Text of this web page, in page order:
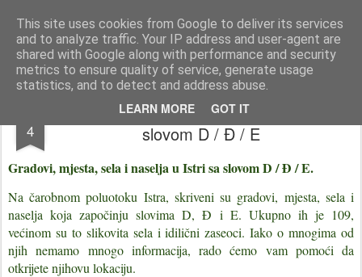
This site uses cookies from Google to deliver its services
and to analyze traffic. Your IP address and user-agent are
shared with Google along with performance and security
metrics to ensure quality of service, generate usage
statistics, and to detect and address abuse.
LEARN MORE GOT IT
Istra photo blog POISTRI.EU © Putopisi | reportaže Istra i Kvarner
Pages
4
Gradovi, mjesta, sela i naselja u Istri sa
slovom D / Đ / E
Gradovi, mjesta, sela i naselja u Istri sa slovom D / Đ / E.
Na čarobnom poluotoku Istra, skriveni su gradovi, mjesta, sela i
naselja koja započinju slovima D, Đ i E. Ukupno ih je 109,
većinom su to slikovita sela i idilični zaseoci. Iako o mnogima od
njih nemamo mnogo informacija, rado ćemo vam pomoći da
otkrijete njihovu lokaciju.